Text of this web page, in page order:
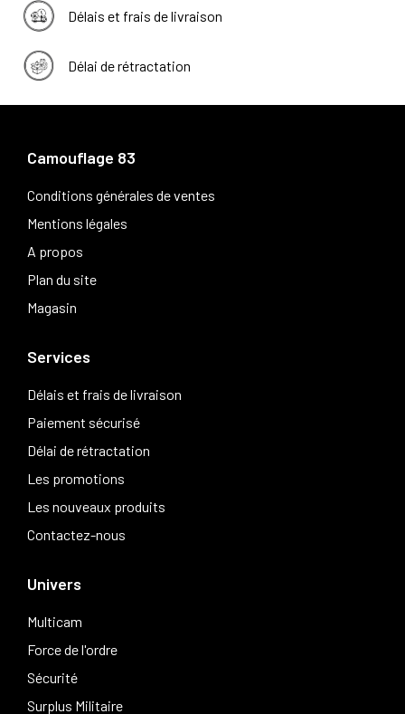
Délais et frais de livraison
Délai de rétractation
Camouflage 83
Conditions générales de ventes
Mentions légales
A propos
Plan du site
Magasin
Services
Délais et frais de livraison
Paiement sécurisé
Délai de rétractation
Les promotions
Les nouveaux produits
Contactez-nous
Univers
Multicam
Force de l'ordre
Sécurité
Surplus Militaire